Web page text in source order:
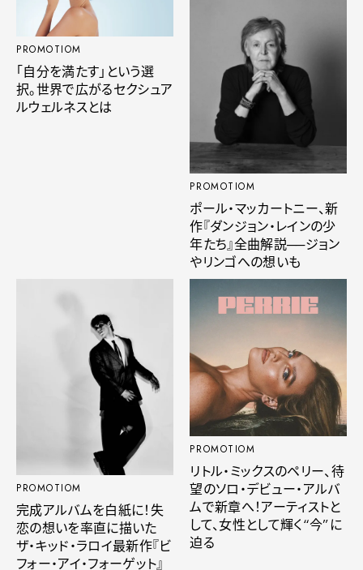
PROMOTIOM
「自分を満たす」という選
択。世界で広がるセクシュア
ルウェルネスとは
PROMOTIOM
ポール・マッカートニー、新
作『ダンジョン・レインの少
年たち』全曲解説──ジョン
やリンゴへの想いも
PROMOTIOM
完成アルバムを白紙に！失
恋の想いを率直に描いた
ザ・キッド・ラロイ最新作『ビ
フォー・アイ・フォーゲット』
PROMOTIOM
リトル・ミックスのペリー、待
望のソロ・デビュー・アルバ
ムで新章へ！アーティストと
して、女性として輝く“今”に
迫る